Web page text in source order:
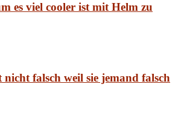
es viel cooler ist mit Helm zu
nicht falsch weil sie jemand falsch